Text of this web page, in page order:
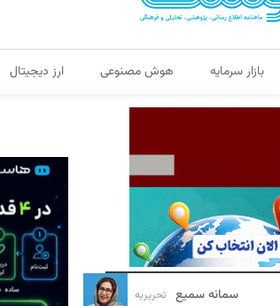
بازار سرمایه هوش مصنوعی ارز دیجیتال
سمانه سمیع تحریریه